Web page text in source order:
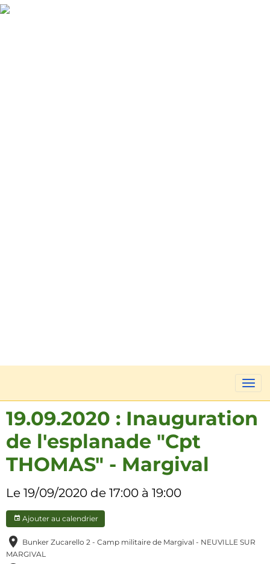
19.09.2020 : Inauguration
de l'esplanade "Cpt
THOMAS" - Margival
Le 19/09/2020 de 17:00 à 19:00
Ajouter au calendrier
Bunker Zucarello 2 - Camp militaire de Margival - NEUVILLE SUR
MARGIVAL